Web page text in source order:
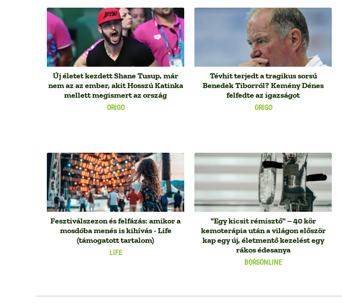
ORIGO
Új életet kezdett Shane Tusup, már
nem az az ember, akit Hosszú Katinka
mellett megismert az ország
ORIGO
Tévhit terjedt a tragikus sorsú
Benedek Tiborról? Kemény Dénes
felfedte az igazságot
LIFE
Fesztiválszezon és felfázás: amikor a
mosdóba menés is kihívás - Life
(támogatott tartalom)
BORSONLINE
"Egy kicsit rémisztő" – 40 kör
kemoterápia után a világon először
kap egy új, életmentő kezelést egy
rákos édesanya